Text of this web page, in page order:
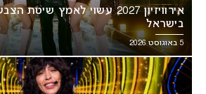
אירוויזיון 2027 עשוי לאמץ
בישראל
5 באוגוסט 2026